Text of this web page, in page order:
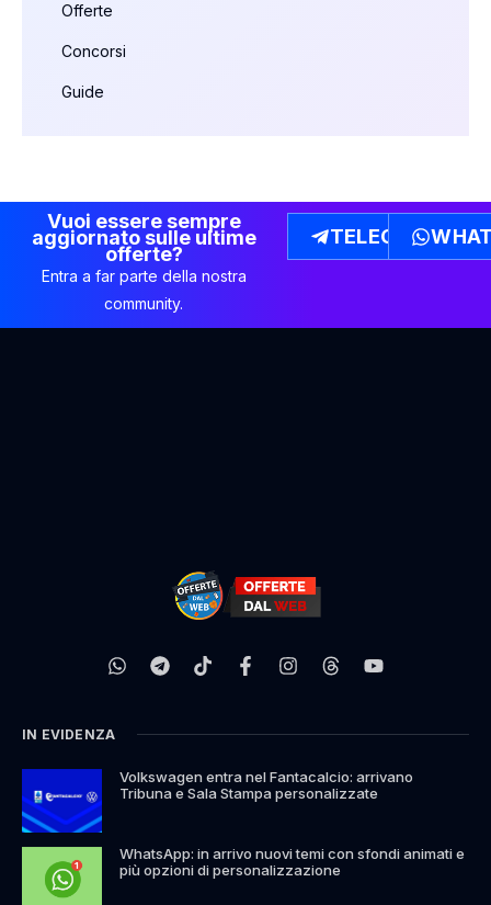
Offerte
Concorsi
Guide
Vuoi essere sempre
aggiornato sulle ultime
offerte?
Entra a far parte della nostra
community.
TELEGRAM
IN EVIDENZA
Volkswagen entra nel Fantacalcio: arrivano
Tribuna e Sala Stampa personalizzate
WhatsApp: in arrivo nuovi temi con sfondi animati e
più opzioni di personalizzazione